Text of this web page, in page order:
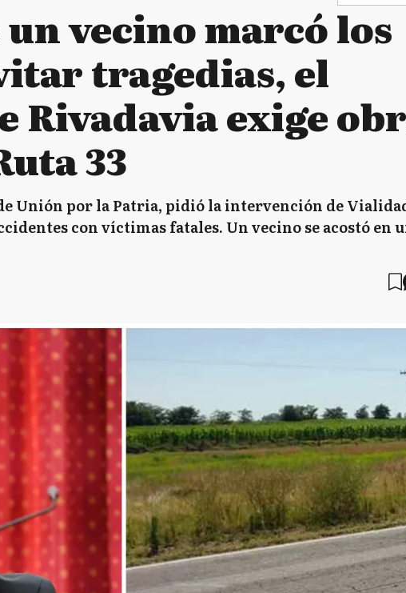
un vecino marcó los
tragedias, el
Rivadavia exige
33
Unión por la Patria, pidió la intervención de
con víctimas fatales. Un vecino se acostó en